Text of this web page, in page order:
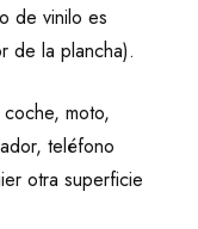
de vinilo es
de la plancha).
moto,
teléfono
otra superficie